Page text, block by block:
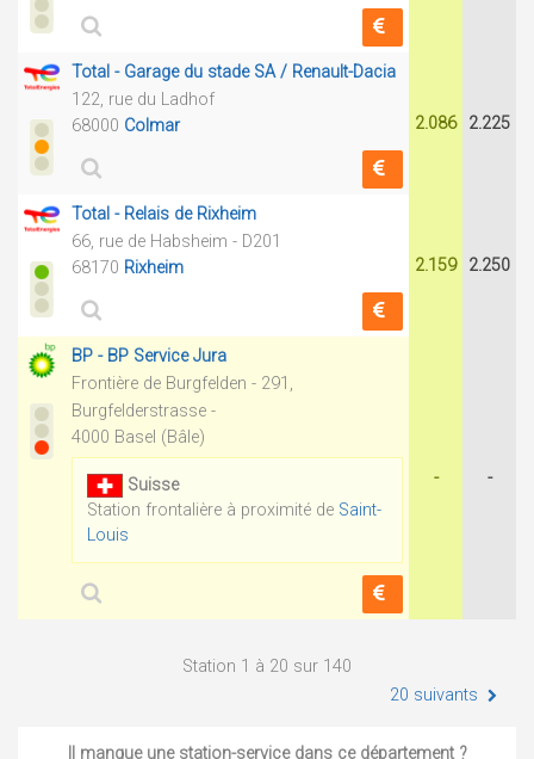
Total - Garage du stade SA / Renault-Dacia
122, rue du Ladhof
68000 Colmar 2.086 2.225
Total - Relais de Rixheim
66, rue de Habsheim - D201
68170 Rixheim 2.159 2.250
BP - BP Service Jura
Frontière de Burgfelden - 291,
Burgfelderstrasse -
4000 Basel (Bâle)
Suisse
Station frontalière à proximité de Saint-
Louis
- -
Station 1 à 20 sur 140
20 suivants
Il manque une station-service dans ce département ?